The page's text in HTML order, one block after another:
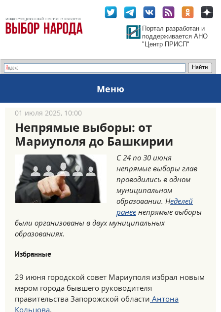
Портал разработан и
поддерживается АНО
"Центр ПРИСП"
Меню
01 июля 2025, 10:00
Непрямые выборы: от
Мариуполя до Башкирии
С 24 по 30 июня
непрямые выборы глав
проводились в одном
муниципальном
образовании. Неделей
ранее непрямые выборы
были организованы в двух муниципальных
образованиях.
Избранные
29 июня городской совет Мариуполя избрал новым
мэром города бывшего руководителя
правительства Запорожской области Антона
Кольцова.